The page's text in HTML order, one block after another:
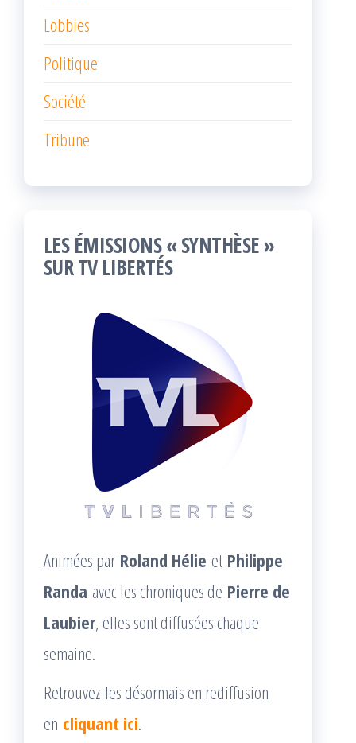
Lobbies
Politique
Société
Tribune
LES ÉMISSIONS « SYNTHÈSE »
SUR TV LIBERTÉS
Animées par Roland Hélie et Philippe
Randa avec les chroniques de Pierre de
Laubier, elles sont diffusées chaque
semaine.
Retrouvez-les désormais en rediffusion
en cliquant ici.